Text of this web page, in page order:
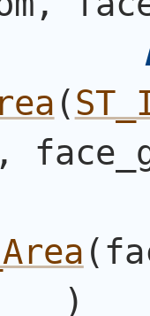
(
(
)